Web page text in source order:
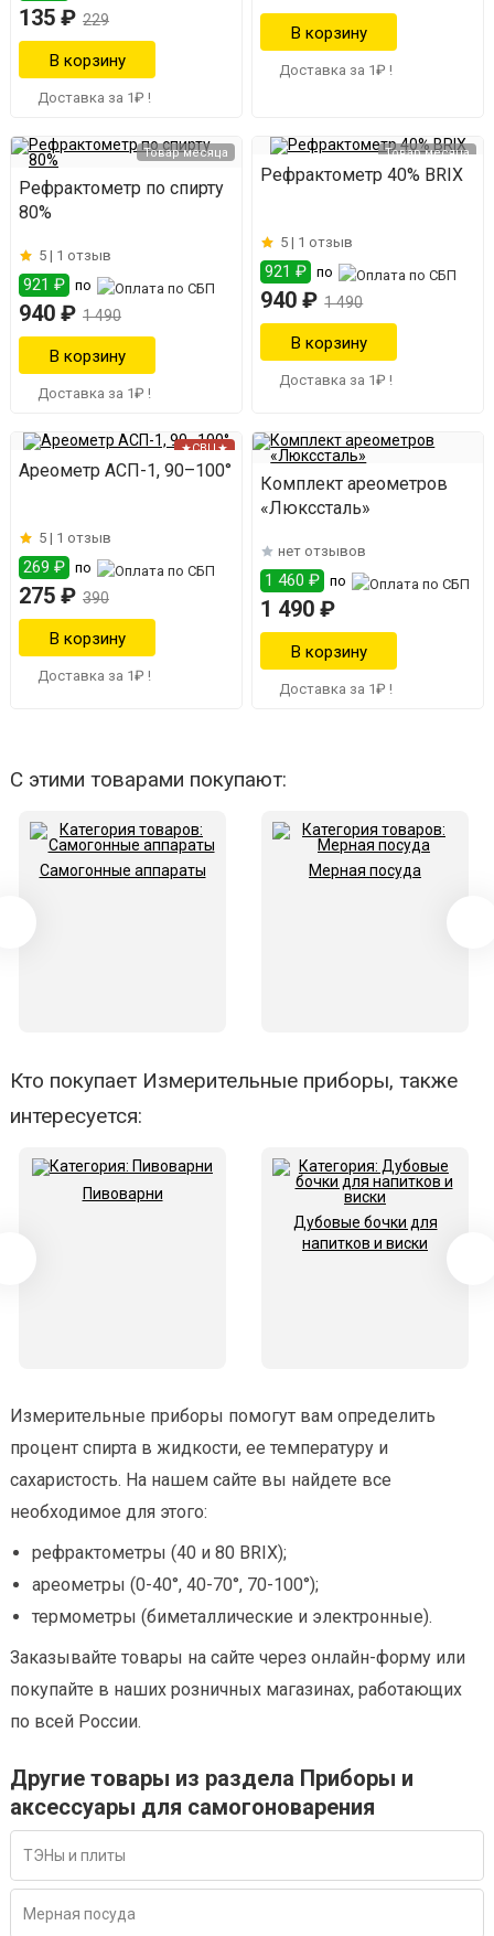
135 ₽ 229
Доставка за 1₽ !
Доставка за 1₽ !
Товар месяца
Рефрактометр по спирту
80%
5 | 1 отзыв
921 ₽ по
940 ₽ 1 490
Доставка за 1₽ !
Товар месяца
Рефрактометр 40% BRIX
5 | 1 отзыв
921 ₽ по
940 ₽ 1 490
Доставка за 1₽ !
★СВЦ★
Ареометр АСП-1, 90–100°
5 | 1 отзыв
269 ₽ по
275 ₽ 390
Доставка за 1₽ !
Комплект ареометров
«Люкссталь»
нет отзывов
1 460 ₽ по
1 490 ₽
Доставка за 1₽ !
С этими товарами покупают:
Самогонные аппараты Мерная посуда
Кто покупает Измерительные приборы, также
интересуется:
Пивоварни
Дубовые бочки для
напитков и виски
Измерительные приборы помогут вам определить
процент спирта в жидкости, ее температуру и
сахаристость. На нашем сайте вы найдете все
необходимое для этого:
рефрактометры (40 и 80 BRIX);
ареометры (0-40°, 40-70°, 70-100°);
термометры (биметаллические и электронные).
Заказывайте товары на сайте через онлайн-форму или
покупайте в наших розничных магазинах, работающих
по всей России.
Другие товары из раздела Приборы и
аксессуары для самогоноварения
ТЭНы и плиты
Мерная посуда